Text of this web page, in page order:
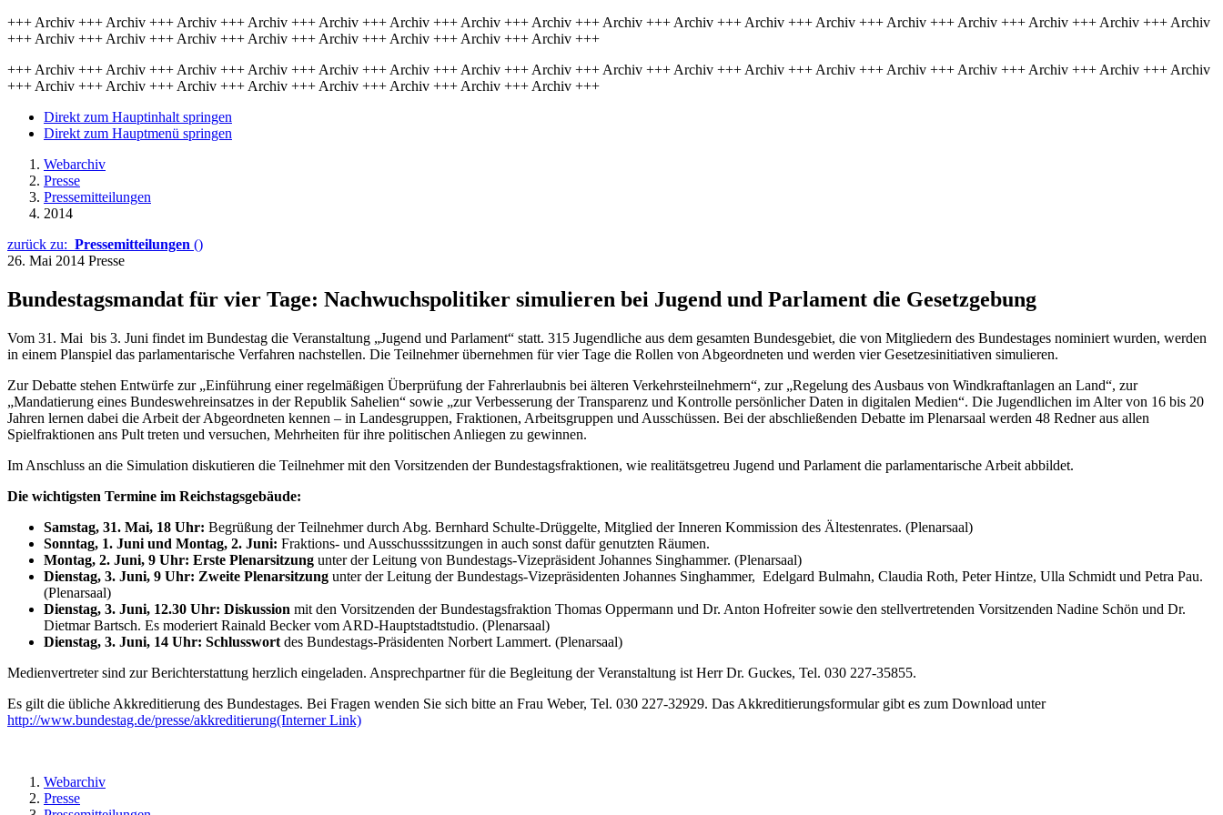
+++ Archiv +++ Archiv +++ Archiv +++ Archiv +++ Archiv +++ Archiv +++ Archiv +++ Archiv +++ Archiv +++ Archiv +++ Archiv +++ Archiv +++ Archiv +++ Archiv +++ Archiv +++ Archiv +++ Archiv
+++ Archiv +++ Archiv +++ Archiv +++ Archiv +++ Archiv +++ Archiv +++ Archiv +++ Archiv +++
+++ Archiv +++ Archiv +++ Archiv +++ Archiv +++ Archiv +++ Archiv +++ Archiv +++ Archiv +++ Archiv +++ Archiv +++ Archiv +++ Archiv +++ Archiv +++ Archiv +++ Archiv +++ Archiv +++ Archiv
+++ Archiv +++ Archiv +++ Archiv +++ Archiv +++ Archiv +++ Archiv +++ Archiv +++ Archiv +++
Direkt zum Hauptinhalt springen
Direkt zum Hauptmenü springen
Webarchiv
Presse
Pressemitteilungen
2014
zurück zu: Pressemitteilungen ()
26. Mai 2014 Presse
Bundestagsmandat für vier Tage: Nachwuchspolitiker simulieren bei Jugend und Parlament die Gesetzgebung
Vom 31. Mai bis 3. Juni findet im Bundestag die Veranstaltung „Jugend und Parlament“ statt. 315 Jugendliche aus dem gesamten Bundesgebiet, die von Mitgliedern des Bundestages nominiert wurden, werden
in einem Planspiel das parlamentarische Verfahren nachstellen. Die Teilnehmer übernehmen für vier Tage die Rollen von Abgeordneten und werden vier Gesetzesinitiativen simulieren.
Zur Debatte stehen Entwürfe zur „Einführung einer regelmäßigen Überprüfung der Fahrerlaubnis bei älteren Verkehrsteilnehmern“, zur „Regelung des Ausbaus von Windkraftanlagen an Land“, zur
„Mandatierung eines Bundeswehreinsatzes in der Republik Sahelien“ sowie „zur Verbesserung der Transparenz und Kontrolle persönlicher Daten in digitalen Medien“. Die Jugendlichen im Alter von 16 bis 20
Jahren lernen dabei die Arbeit der Abgeordneten kennen – in Landesgruppen, Fraktionen, Arbeitsgruppen und Ausschüssen. Bei der abschließenden Debatte im Plenarsaal werden 48 Redner aus allen
Spielfraktionen ans Pult treten und versuchen, Mehrheiten für ihre politischen Anliegen zu gewinnen.
Im Anschluss an die Simulation diskutieren die Teilnehmer mit den Vorsitzenden der Bundestagsfraktionen, wie realitätsgetreu Jugend und Parlament die parlamentarische Arbeit abbildet.
Die wichtigsten Termine im Reichstagsgebäude:
Samstag, 31. Mai, 18 Uhr: Begrüßung der Teilnehmer durch Abg. Bernhard Schulte-Drüggelte, Mitglied der Inneren Kommission des Ältestenrates. (Plenarsaal)
Sonntag, 1. Juni und Montag, 2. Juni: Fraktions- und Ausschusssitzungen in auch sonst dafür genutzten Räumen.
Montag, 2. Juni, 9 Uhr: Erste Plenarsitzung unter der Leitung von Bundestags-Vizepräsident Johannes Singhammer. (Plenarsaal)
Dienstag, 3. Juni, 9 Uhr: Zweite Plenarsitzung unter der Leitung der Bundestags-Vizepräsidenten Johannes Singhammer, Edelgard Bulmahn, Claudia Roth, Peter Hintze, Ulla Schmidt und Petra Pau.
(Plenarsaal)
Dienstag, 3. Juni, 12.30 Uhr: Diskussion mit den Vorsitzenden der Bundestagsfraktion Thomas Oppermann und Dr. Anton Hofreiter sowie den stellvertretenden Vorsitzenden Nadine Schön und Dr.
Dietmar Bartsch. Es moderiert Rainald Becker vom ARD-Hauptstadtstudio. (Plenarsaal)
Dienstag, 3. Juni, 14 Uhr: Schlusswort des Bundestags-Präsidenten Norbert Lammert. (Plenarsaal)
Medienvertreter sind zur Berichterstattung herzlich eingeladen. Ansprechpartner für die Begleitung der Veranstaltung ist Herr Dr. Guckes, Tel. 030 227-35855.
Es gilt die übliche Akkreditierung des Bundestages. Bei Fragen wenden Sie sich bitte an Frau Weber, Tel. 030 227-32929. Das Akkreditierungsformular gibt es zum Download unter
http://www.bundestag.de/presse/akkreditierung(Interner Link)
Webarchiv
Presse